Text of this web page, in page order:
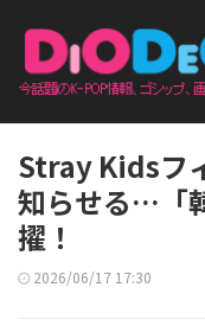
Stray Kidsフ
知らせる…「
擢！
2026/06/17 17:30